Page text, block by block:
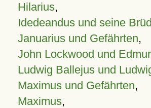
Hilarius,
Idedeandus und seine
Januarius und Gefährten,
John Lockwood und
Ludwig Ballejus und
Maximus und Gefährten,
Maximus,